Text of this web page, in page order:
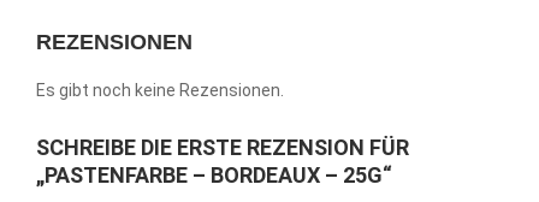
REZENSIONEN
Es gibt noch keine Rezensionen.
SCHREIBE DIE ERSTE REZENSION FÜR
„PASTENFARBE – BORDEAUX – 25G“